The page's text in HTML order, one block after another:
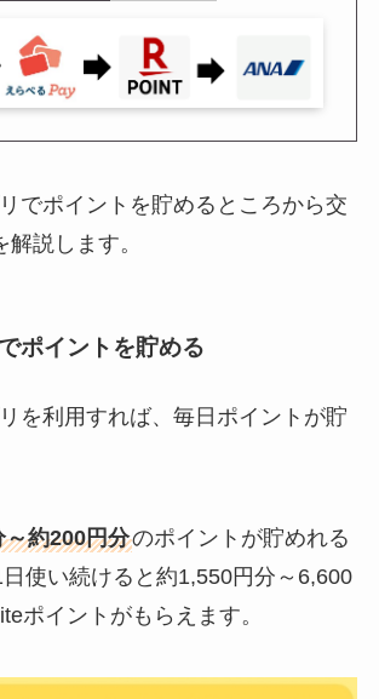
でポイントを貯めるところから交
説します。
ポイントを貯める
を利用すれば、毎日ポイントが貯
約200円分のポイントが貯めれる
使い続けると約1,550円分～6,600
ポイントがもらえます。